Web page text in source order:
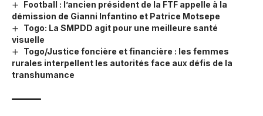
Football : l’ancien président de la FTF appelle à la
démission de Gianni Infantino et Patrice Motsepe
Togo: La SMPDD agit pour une meilleure santé
visuelle
Togo/Justice foncière et financière : les femmes
rurales interpellent les autorités face aux défis de la
transhumance